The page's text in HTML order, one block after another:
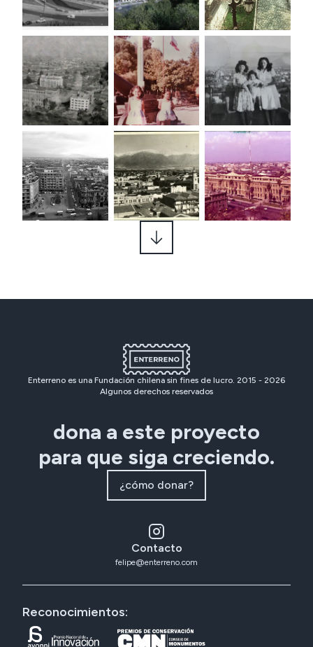
Enterreno es una Fundación chilena sin fines de lucro. 2015 - 2026
Algunos derechos reservados
dona a este proyecto
para que siga creciendo.
¿cómo donar?
Contacto
felipe@enterreno.com
Reconocimientos: